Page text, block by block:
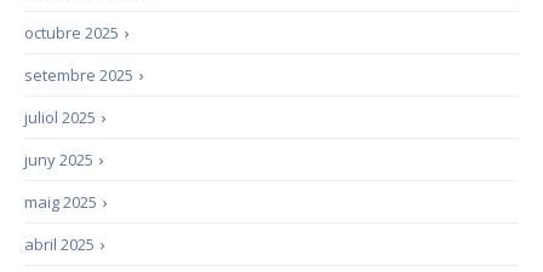
›
octubre 2025
›
setembre 2025
›
juliol 2025
›
juny 2025
›
maig 2025
›
abril 2025